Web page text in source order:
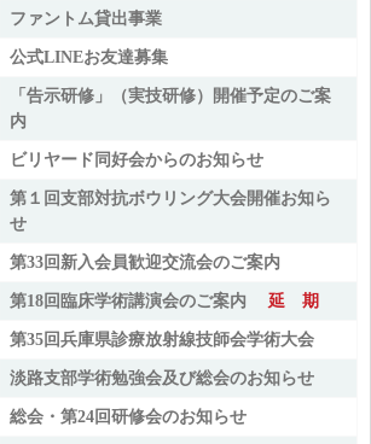
ファントム貸出事業
公式LINEお友達募集
「告示研修」（実技研修）開催予定のご案
内
ビリヤード同好会からのお知らせ
第１回支部対抗ボウリング大会開催お知ら
せ
第33回新入会員歓迎交流会のご案内
第18回臨床学術講演会のご案内 延 期
第35回兵庫県診療放射線技師会学術大会
淡路支部学術勉強会及び総会のお知らせ
総会・第24回研修会のお知らせ